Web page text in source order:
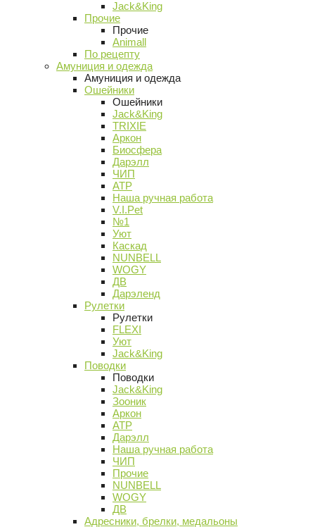
Jack&King
Прочие
Прочие
Animall
По рецепту
Амуниция и одежда
Амуниция и одежда
Ошейники
Ошейники
Jack&King
TRIXIE
Аркон
Биосфера
Дарэлл
ЧИП
АТР
Наша ручная работа
V.I.Pet
№1
Уют
Каскад
NUNBELL
WOGY
ДВ
Дарэленд
Рулетки
Рулетки
FLEXI
Уют
Jack&King
Поводки
Поводки
Jack&King
Зооник
Аркон
АТР
Дарэлл
Наша ручная работа
ЧИП
Прочие
NUNBELL
WOGY
ДВ
Адресники, брелки, медальоны